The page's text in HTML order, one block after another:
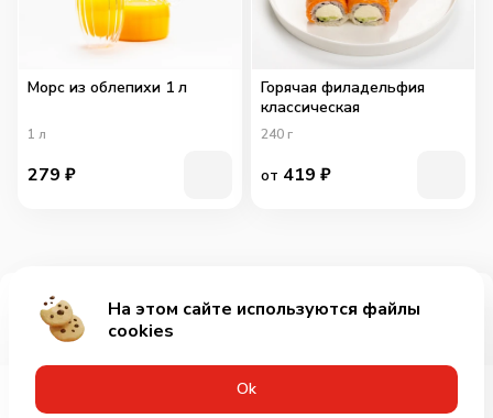
Добавить за 739₽
Морс из облепихи 1 л
1 л
279 ₽
Горячая филадельфия
классическая
240 г
от 419 ₽
На этом сайте используются файлы
cookies
Оk